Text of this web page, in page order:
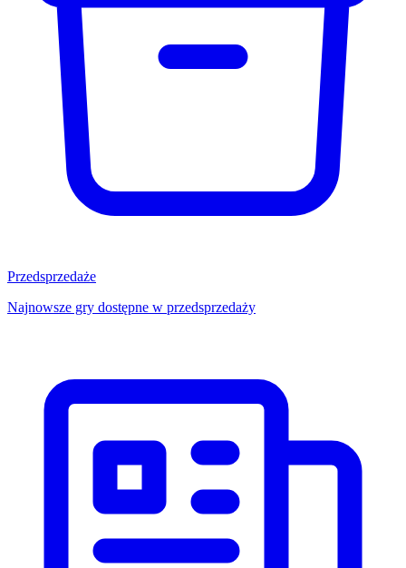
Przedsprzedaże
Najnowsze gry dostępne w przedsprzedaży